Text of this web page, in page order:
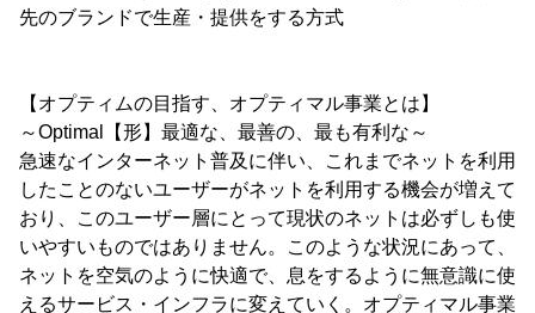
先のブランドで生産・提供をする方式
【オプティムの目指す、オプティマル事業とは】
～Optimal【形】最適な、最善の、最も有利な～
急速なインターネット普及に伴い、これまでネットを利用
したことのないユーザーがネットを利用する機会が増えて
おり、このユーザー層にとって現状のネットは必ずしも使
いやすいものではありません。このような状況にあって、
ネットを空気のように快適で、息をするように無意識に使
えるサービス・インフラに変えていく。オプティマル事業